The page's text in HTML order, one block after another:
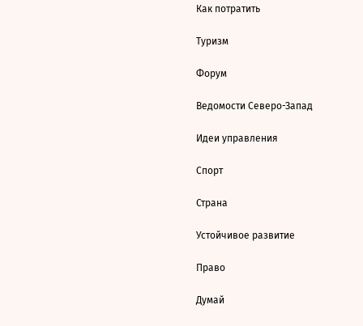
Как потратить
Туризм
Форум
Ведомости Северо-Запад
Идеи управления
Спорт
Страна
Устойчивое развитие
Право
Думай